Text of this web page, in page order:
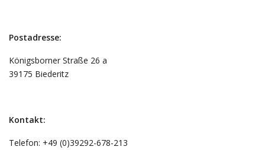
Postadresse:
Königsborner Straße 26 a
39175 Biederitz
Kontakt:
Telefon: +49 (0)39292-678-213